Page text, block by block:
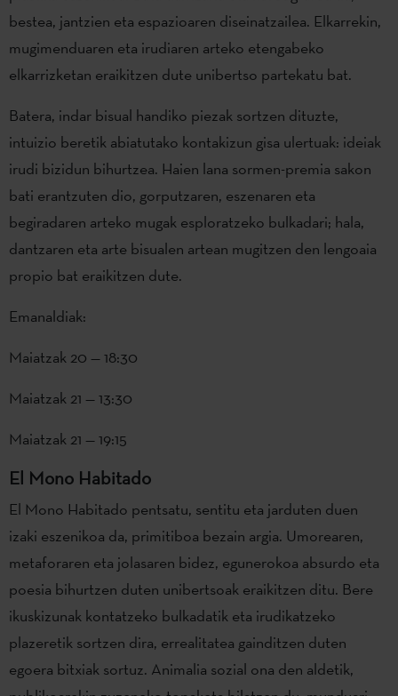
bestea, jantzien eta espazioaren diseinatzailea. Elkarrekin,
mugimenduaren eta irudiaren arteko etengabeko
elkarrizketan eraikitzen dute unibertso partekatu bat.
Batera, indar bisual handiko piezak sortzen dituzte,
intuizio beretik abiatutako kontakizun gisa ulertuak: ideiak
irudi bizidun bihurtzea. Haien lana sormen-premia sakon
bati erantzuten dio, gorputzaren, eszenaren eta
begiradaren arteko mugak esploratzeko bulkadari; hala,
dantzaren eta arte bisualen artean mugitzen den lengoaia
propio bat eraikitzen dute.
Emanaldiak:
Maiatzak 20 — 18:30
Maiatzak 21 — 13:30
Maiatzak 21 — 19:15
El Mono Habitado
El Mono Habitado pentsatu, sentitu eta jarduten duen
izaki eszenikoa da, primitiboa bezain argia. Umorearen,
metaforaren eta jolasaren bidez, egunerokoa absurdo eta
poesia bihurtzen duten unibertsoak eraikitzen ditu. Bere
ikuskizunak kontatzeko bulkadatik eta irudikatzeko
plazeretik sortzen dira, errealitatea gainditzen duten
egoera bitxiak sortuz. Animalia sozial ona den aldetik,